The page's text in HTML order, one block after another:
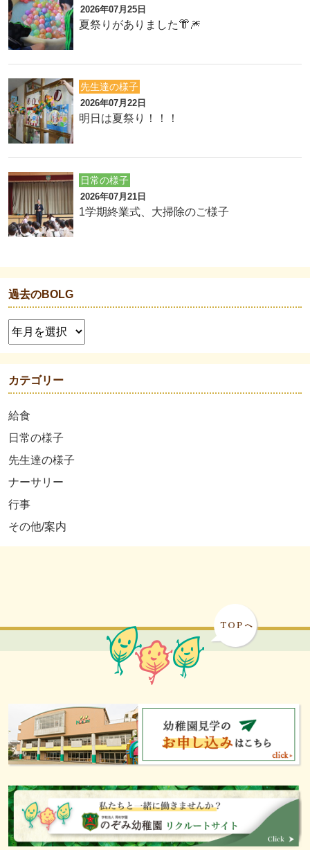
2026年07月25日
夏祭りがありました👘🎆
先生達の様子
2026年07月22日
明日は夏祭り！！！
日常の様子
2026年07月21日
1学期終業式、大掃除のご様子
過去のBOLG
カテゴリー
給食
日常の様子
先生達の様子
ナーサリー
行事
その他/案内